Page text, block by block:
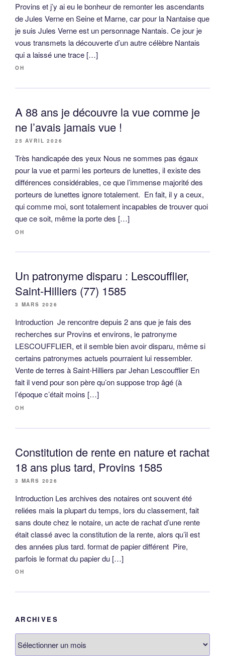
Provins et j’y ai eu le bonheur de remonter les ascendants
de Jules Verne en Seine et Marne, car pour la Nantaise que
je suis Jules Verne est un personnage Nantais. Ce jour je
vous transmets la découverte d’un autre célèbre Nantais
qui a laissé une trace […]
OH
A 88 ans je découvre la vue comme je
ne l’avais jamais vue !
25 AVRIL 2026
Très handicapée des yeux Nous ne sommes pas égaux
pour la vue et parmi les porteurs de lunettes, il existe des
différences considérables, ce que l’immense majorité des
porteurs de lunettes ignore totalement. En fait, il y a ceux,
qui comme moi, sont totalement incapables de trouver quoi
que ce soit, même la porte des […]
OH
Un patronyme disparu : Lescoufflier,
Saint-Hilliers (77) 1585
3 MARS 2026
Introduction Je rencontre depuis 2 ans que je fais des
recherches sur Provins et environs, le patronyme
LESCOUFFLIER, et il semble bien avoir disparu, même si
certains patronymes actuels pourraient lui ressembler.
Vente de terres à Saint-Hilliers par Jehan Lescoufflier En
fait il vend pour son père qu’on suppose trop âgé (à
l’époque c’était moins […]
OH
Constitution de rente en nature et rachat
18 ans plus tard, Provins 1585
3 MARS 2026
Introduction Les archives des notaires ont souvent été
reliées mais la plupart du temps, lors du classement, fait
sans doute chez le notaire, un acte de rachat d’une rente
était classé avec la constitution de la rente, alors qu’il est
des années plus tard. format de papier différent Pire,
parfois le format du papier du […]
OH
ARCHIVES